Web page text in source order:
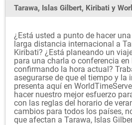
Tarawa, Islas Gilbert, Kiribati y
¿Está usted a punto de hacer
larga distancia internacional a
Kiribati? ¿Está planeando un
para una charla o conferencia
confirmando la hora actual?
asegurarse de que el tiempo y la
presenta aquí en
hacer nuestro mejor esfuerzo
con las reglas del horario de
cambios para todos los países,
que afectan a Tarawa, Islas